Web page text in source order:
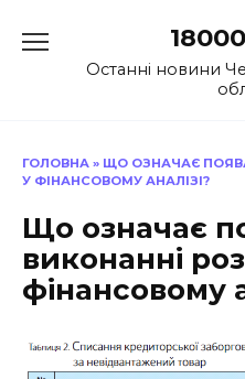
до
Останні новини
ГОЛОВНА » ЩО ОЗНАЧАЄ
У ФІНАНСОВОМУ АНАЛІЗІ?
Що означає
виконанні
фінансовому